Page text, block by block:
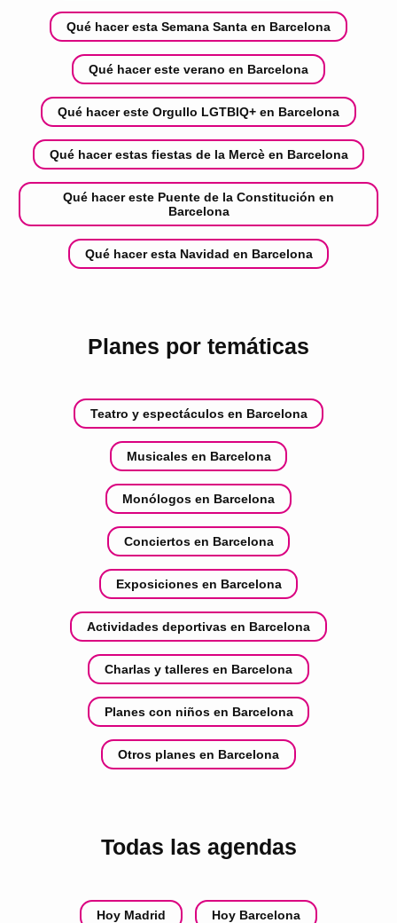
Qué hacer esta Semana Santa en Barcelona
Qué hacer este verano en Barcelona
Qué hacer este Orgullo LGTBIQ+ en Barcelona
Qué hacer estas fiestas de la Mercè en Barcelona
Qué hacer este Puente de la Constitución en
Barcelona
Qué hacer esta Navidad en Barcelona
Planes por temáticas
Teatro y espectáculos en Barcelona
Musicales en Barcelona
Monólogos en Barcelona
Conciertos en Barcelona
Exposiciones en Barcelona
Actividades deportivas en Barcelona
Charlas y talleres en Barcelona
Planes con niños en Barcelona
Otros planes en Barcelona
Todas las agendas
Hoy Madrid Hoy Barcelona